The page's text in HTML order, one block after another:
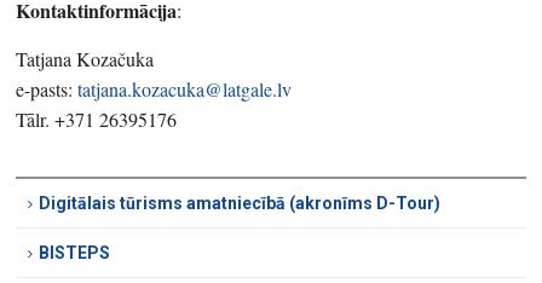
Kontaktinformācija:
Tatjana Kozačuka
e-pasts:tatjana.kozacuka@latgale.lv
Tālr. +371 26395176
Digitālais tūrisms amatniecībā (akronīms D-Tour)
BISTEPS